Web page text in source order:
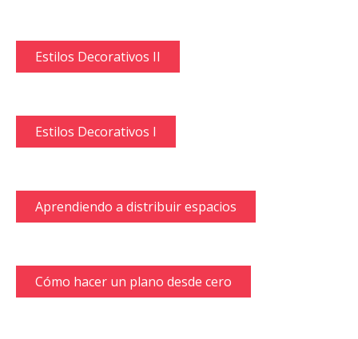
Estilos Decorativos II
Estilos Decorativos I
Aprendiendo a distribuir espacios
Cómo hacer un plano desde cero